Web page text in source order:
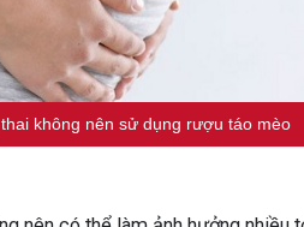
không nên sử dụng rượu táo mèo